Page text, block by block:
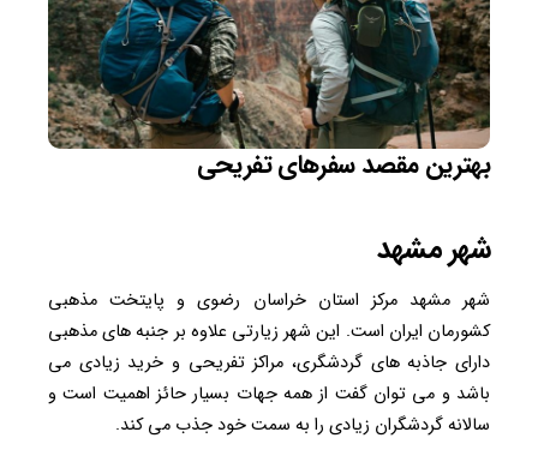
بهترین مقصد سفرهای تفریحی
شهر مشهد
شهر مشهد مرکز استان خراسان رضوی و پایتخت مذهبی
کشورمان ایران است. این شهر زیارتی علاوه بر جنبه های مذهبی
دارای جاذبه های گردشگری، مراکز تفریحی و خرید زیادی می
باشد و می توان گفت از همه جهات بسیار حائز اهمیت است و
سالانه گردشگران زیادی را به سمت خود جذب می کند.